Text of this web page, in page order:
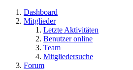
Dashboard
Mitglieder
Letzte Aktivitäten
Benutzer online
Team
Mitgliedersuche
Forum